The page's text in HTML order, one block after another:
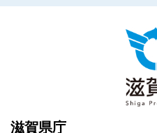
滋賀県庁